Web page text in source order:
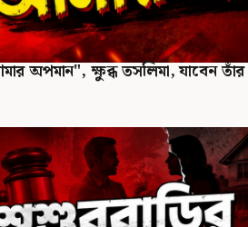
অপমান", ক্ষুব্ধ তসলিমা, যাবেন তাঁর